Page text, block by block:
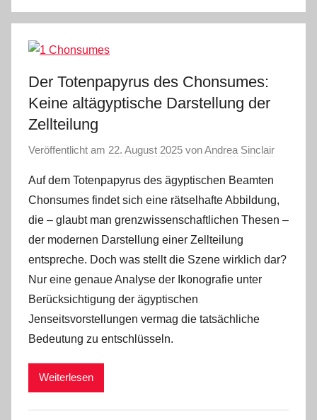
Der Totenpapyrus des Chonsumes:
Keine altägyptische Darstellung der
Zellteilung
Veröffentlicht am 22. August 2025 vonAndrea Sinclair
Auf dem Totenpapyrus des ägyptischen Beamten
Chonsumes findet sich eine rätselhafte Abbildung,
die – glaubt man grenzwissenschaftlichen Thesen –
der modernen Darstellung einer Zellteilung
entspreche. Doch was stellt die Szene wirklich dar?
Nur eine genaue Analyse der Ikonografie unter
Berücksichtigung der ägyptischen
Jenseitsvorstellungen vermag die tatsächliche
Bedeutung zu entschlüsseln.
Weiterlesen